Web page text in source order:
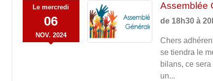
Lemercredi
06
NOV. 2024
Assemblée
de 18h30 à
Chers
se tiendra le
bilans, ce
un...